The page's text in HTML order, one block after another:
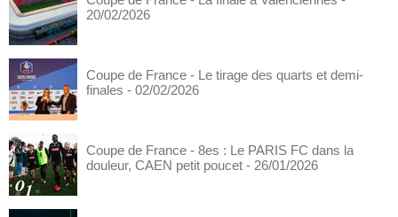
20/02/2026
Coupe de France - Le tirage des quarts et demi-
finales - 02/02/2026
Coupe de France - 8es : Le PARIS FC dans la
douleur, CAEN petit poucet - 26/01/2026